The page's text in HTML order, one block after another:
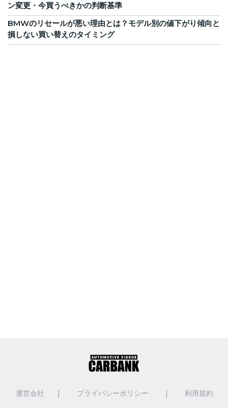
ン変更・今買うべきかの判断基準
BMWのリセールが悪い理由とは？モデル別の値下がり傾向と
損しない買い替えのタイミング
運営会社 | プライバシーポリシー | 利用規約